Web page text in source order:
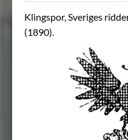
Klingspor, Sveriges
(1890).